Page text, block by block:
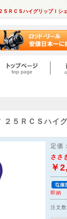
５ＲＣＳハイグリップＩ
２５ＲＣＳハイ
定価
ささ
￥
即納
注文